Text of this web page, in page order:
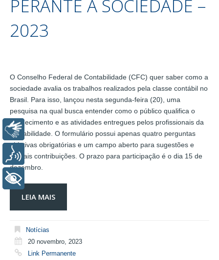
PERANTE A SOCIEDADE –
2023
O Conselho Federal de Contabilidade (CFC) quer saber como a
sociedade avalia os trabalhos realizados pela classe contábil no
Brasil. Para isso, lançou nesta segunda-feira (20), uma
pesquisa na qual busca entender como o público qualifica o
conhecimento e as atividades entregues pelos profissionais da
contabilidade. O formulário possui apenas quatro perguntas
objetivas obrigatórias e um campo aberto para sugestões e
demais contribuições. O prazo para participação é o dia 15 de
dezembro.
LEIA MAIS
Notícias
20 novembro, 2023
Link Permanente
Libras
Voz